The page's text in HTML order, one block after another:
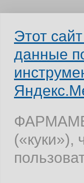
Этот
данные